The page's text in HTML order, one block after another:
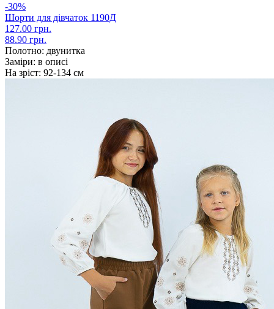
-30%
Шорти для дівчаток 1190Д
127.00 грн.
88.90 грн.
Полотно: двунитка
Заміри: в описі
На зріст: 92-134 см